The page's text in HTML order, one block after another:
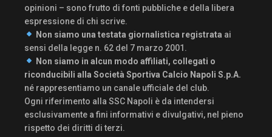
opinioni – sono frutto di fonti pubbliche e della libera
espressione di chi scrive.
Non siamo una testata giornalistica registrata ai
sensi della legge n. 62 del 7 marzo 2001.
Non siamo in alcun modo affiliati, collegati o
riconducibili alla Società Sportiva Calcio Napoli S.p.A.
né rappresentiamo un canale ufficiale del club.
Ogni riferimento alla SSC Napoli è da intendersi
esclusivamente a fini informativi e divulgativi, nel pieno
rispetto dei diritti di terzi.